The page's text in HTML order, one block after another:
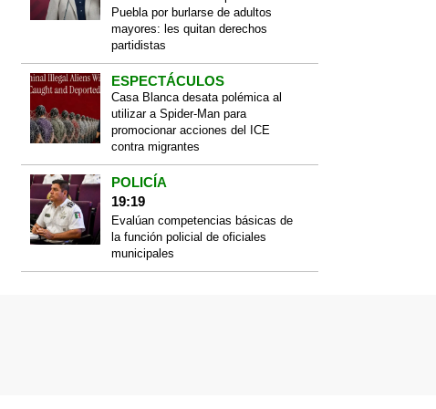
Puebla por burlarse de adultos
mayores: les quitan derechos
partidistas
ESPECTÁCULOS
Casa Blanca desata polémica al
utilizar a Spider-Man para
promocionar acciones del ICE
contra migrantes
POLICÍA
19:19
Evalúan competencias básicas de
la función policial de oficiales
municipales